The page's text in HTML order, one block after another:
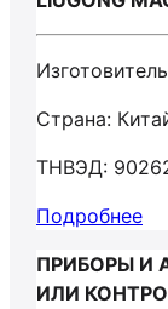
Страна:
ТНВЭД:
Подробнее
ПРИБОРЫ И
ИЛИ